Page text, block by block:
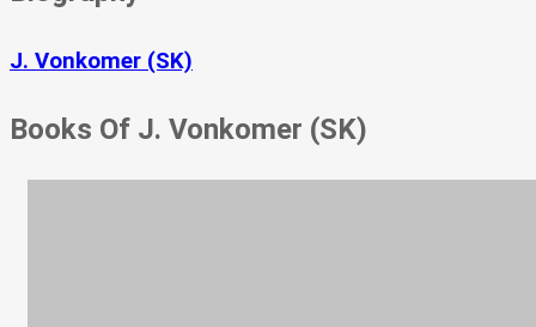
J. Vonkomer (SK)
Books Of J. Vonkomer (SK)